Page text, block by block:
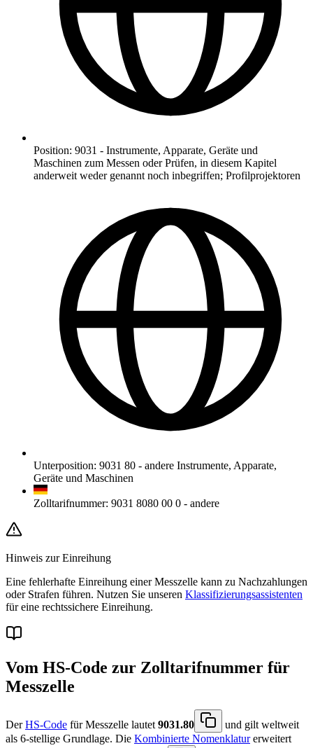
Position: 9031 - Instrumente, Apparate, Geräte und
Maschinen zum Messen oder Prüfen, in diesem Kapitel
anderweit weder genannt noch inbegriffen; Profilprojektoren
Unterposition: 9031 80 - andere Instrumente, Apparate,
Geräte und Maschinen
Zolltarifnummer: 9031 8080 00 0 - andere
Hinweis zur Einreihung
Eine fehlerhafte Einreihung einer Messzelle kann zu Nachzahlungen
oder Strafen führen. Nutzen Sie unseren Klassifizierungsassistenten
für eine rechtssichere Einreihung.
Vom HS-Code zur Zolltarifnummer für
Messzelle
DerHS-Code für Messzelle lautet9031.80
und gilt weltweit
als 6-stellige Grundlage. Die Kombinierte Nomenklaturerweitert